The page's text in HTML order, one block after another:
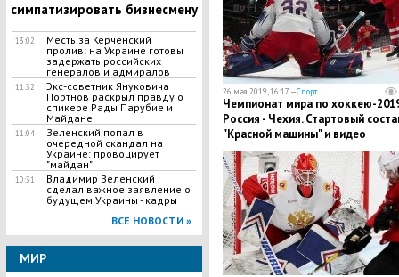
симпатизировать бизнесмену
13:02
Месть за Керченский
пролив: на Украине готовы
задержать российских
генералов и адмиралов
11:32
​Экс-советник Януковича
Портнов раскрыл правду о
спикере Рады Парубие и
Майдане
11:04
Зеленский попал в
очередной скандал на
Украине: провоцирует
"майдан"
10:31
Владимир Зеленский
сделал важное заявление о
будущем Украины - кадры
ВСЕ НОВОСТИ »
МИР
26 мая 2019, 16:17 —Спорт
​Чемпионат мира по хоккею-
Россия - Чехия. Стартовый
"Красной машины" и видео
прибытия на арену